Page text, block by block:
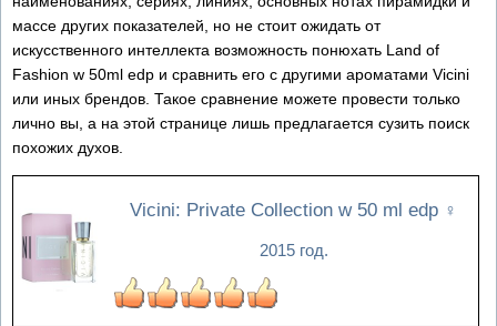
массе других показателей, но не стоит ожидать от
искусственного интеллекта возможность понюхать Land of
Fashion w 50ml edp и сравнить его с другими ароматами Vicini
или иных брендов. Такое сравнение можете провести только
лично вы, а на этой странице лишь предлагается сузить поиск
похожих духов.
Vicini: Private Collection w 50 ml edp ♀
2015 год.